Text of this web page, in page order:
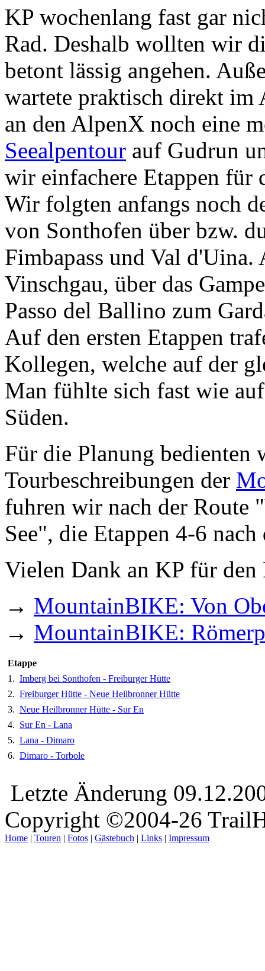
KP wochenlang fast gar
Rad. Deshalb wollten wir
betont lässig angehen.
wartete praktisch direkt im
an den AlpenX noch eine
Seealpentour auf Gudrun
wir einfachere Etappen für
Wir folgten anfangs noch
von Sonthofen über bzw.
Fimbapass und Val
Vinschgau, über das
Passo del Ballino zum
Auf den ersten Etappen
Kollegen, welche auf der
Man fühlte sich fast wie
Süden.
Für die Planung bedienten
Tourbeschreibungen der
fuhren wir nach der Route
See", die Etappen 4-6
Vielen Dank an KP für
→ MountainBIKE: Von
→ MountainBIKE:
Etappe
1. Imberg bei Sonthofen - Freiburger Hütte
2. Freiburger Hütte - Neue Heilbronner Hütte
3. Neue Heilbronner Hütte - Sur En
4. Sur En - Lana
5. Lana - Dimaro
6. Dimaro - Torbole
Letzte Änderung
Copyright ©2004-26
Home | Touren | Fotos | Gästebuch | Links | Impressum